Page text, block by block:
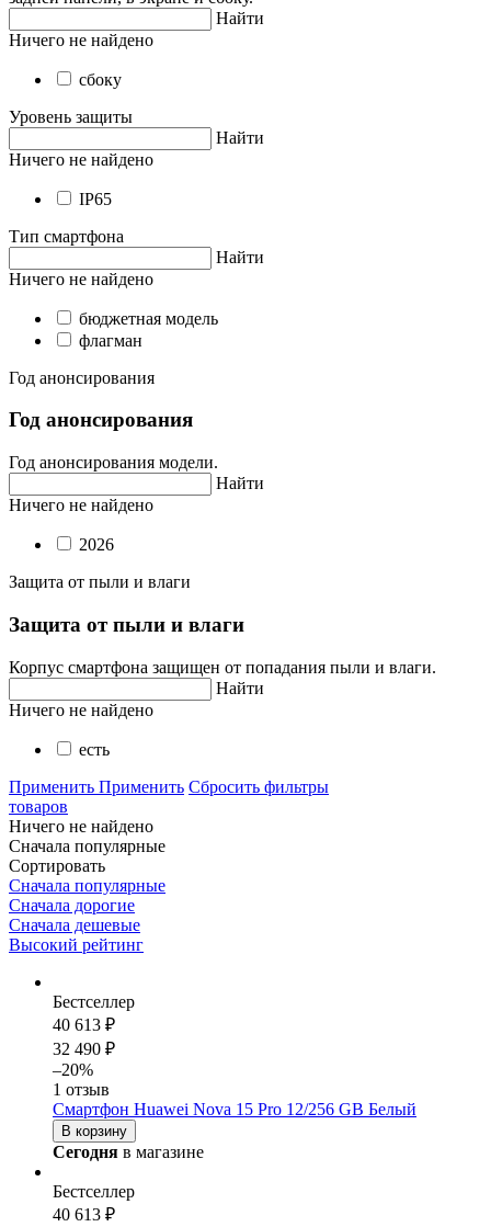
Найти
Ничего не найдено
сбоку
Уровень защиты
Найти
Ничего не найдено
IP65
Тип смартфона
Найти
Ничего не найдено
бюджетная модель
флагман
Год анонсирования
Год анонсирования
Год анонсирования модели.
Найти
Ничего не найдено
2026
Защита от пыли и влаги
Защита от пыли и влаги
Корпус смартфона защищен от попадания пыли и влаги.
Найти
Ничего не найдено
есть
Применить Применить Сбросить фильтры
товаров
Ничего не найдено
Сначала популярные
Сортировать
Сначала популярные
Сначала дорогие
Сначала дешевые
Высокий рейтинг
Бестселлер
40 613 ₽
32 490 ₽
–20%
1 отзыв
Смартфон Huawei Nova 15 Pro 12/256 GB Белый
В корзину
Сегодня в магазине
Бестселлер
40 613 ₽